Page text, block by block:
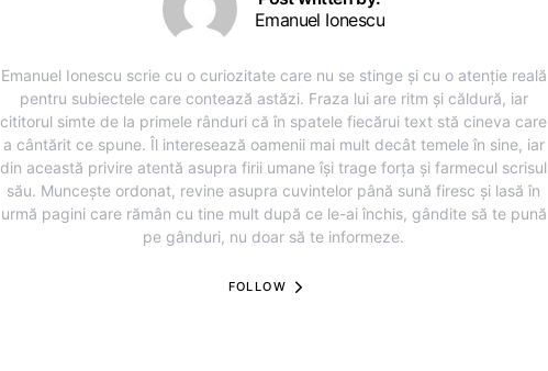
Emanuel Ionescu
Emanuel Ionescu scrie cu o curiozitate care nu se stinge și cu o atenție reală
pentru subiectele care contează astăzi. Fraza lui are ritm și căldură, iar
cititorul simte de la primele rânduri că în spatele fiecărui text stă cineva care
a cântărit ce spune. Îl interesează oamenii mai mult decât temele în sine, iar
din această privire atentă asupra firii umane își trage forța și farmecul scrisul
său. Muncește ordonat, revine asupra cuvintelor până sună firesc și lasă în
urmă pagini care rămân cu tine mult după ce le-ai închis, gândite să te pună
pe gânduri, nu doar să te informeze.
FOLLOW